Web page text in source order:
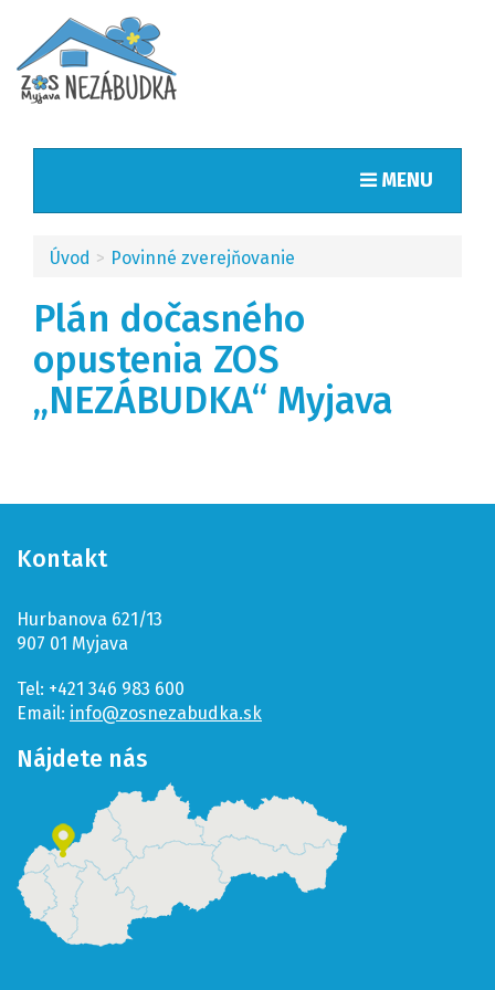
Toggle
MENU
Úvod Povinné zverejňovanie
Plán dočasného
opustenia ZOS
„NEZÁBUDKA“ Myjava
Kontakt
Hurbanova 621/13
907 01 Myjava
Tel: +421 346 983 600
Email: info@zosnezabudka.sk
Nájdete nás